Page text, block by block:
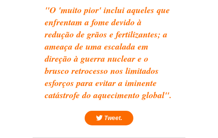
"O 'muito pior' inclui aqueles que
enfrentam a fome devido à
redução de grãos e fertilizantes; a
ameaça de uma escalada em
direção à guerra nuclear e o
brusco retrocesso nos limitados
esforços para evitar a iminente
catástrofe do aquecimento global".
Tweet.